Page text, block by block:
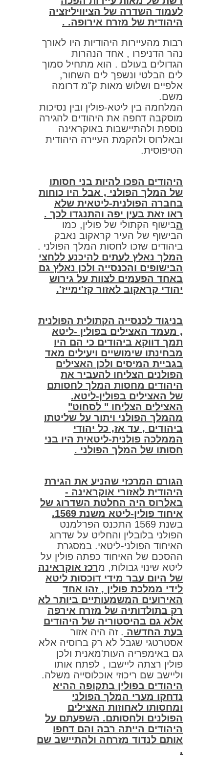
לעמוד השדרה של הציוויליזציה
היהודית של מזרח אירופה. .
רבות מהעיירות היהודיות היו לאורך
נהר הדניפרו , אחד הנהרות
הגדולים בעולם . הוא מתחיל סמוך
לים הבלטי ונשפך לים השחור,
אלפיים ושלוש מאות ק"מ דרומה
משם.
המלחמה בין ליטא-פולין ובין נסיכות
מוסקבה דחפה את היהודים להגירה
נוספת ולהתיישבות באוקראינה
ובאלרוס ולהקמת העיירה היהודית
הטיפוסית.
היהודים הפכו להיות בני חסותו
של המלך הפולני , אבל היו כוחות
בחברה הפולנית-ליטאית שלא
ראו זאת בעין יפה והתנגדו לכך .
הבישוף הקתולי של פולין, כמו
הבישוף של העיר קראקוב נאבק
ביהודים שזכו לחסות המלך הפולני .
המלך נאלץ לעתים להיכנע ללחצי
הבישופים והכנסייה ולכן נאלץ גם
באחד הפעמים לצוות על גירוש
יהודי קראקוב לאזור קז'ימייז'.
בניגוד לכנסייה הקתולית הפולנית
, מעמד האצילים בפולין -ליטא
תמך דווקא ביהודים כי הם היו
מבחינתו שימושיים ויעילים מאד
בגביית המיסים ולכן האצילים
הפולנים הצליחו להעביר את
היהודים מחסות המלך לחסותם
של האצילים בפולין-ליטא.
האצילים הצליחו " לסחוט"
מהמלך הפולני ויתור על שליטתו
ביהודים , עד אז, כל יהודי
הממלכה פולנית-ליטאית היו בני
חסותו של המלך הפולני .
הגורם המרכזי שהניע את הגירת
היהודית לאזורי אוקראינה -
באלרוס היה החלטת השדרוג של
איחוד פולין-ליטא משנת 1569.
בשנת 1569 התכנס הפרלמנט
הפולני בלובלין והחליט על שדרוג
האיחוד הפולני-ליטאי. במסגרת
ההסכם של האיחוד כפתה פולין על
ליטא שינוי גבולות, מרכז אוקראינה
של היום עבר מידי דוכסות ליטא
לידי ממלכת פולין , זהו אחד
האירועים המשמעותיים ביותר לא
רק בתולדותיה של מזרח אירפה
אלא גם בהיסטוריה של היהודים
בעת החדשה . זה היה אזור
אסטרטגי שגבל לא רק ברוסיה אלא
גם באימפריה העות'מאנית ולכן
פולין רצתה ליישבו , לפתח אותו
וליישב שם ריכוזי אוכלוסייה משלה.
היהודים בפולין בתקופה ההיא
נדחקו מערי המלך הפולני
ומחסותו לאחוזות האצילים
הפולנים ולחסותם. השפעתם על
היהודים הייתה רבה והם דחפו
אותם לנדוד מזרחה ולהתיישב שם
.